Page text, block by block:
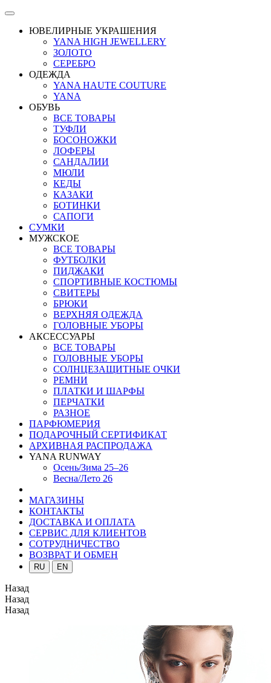
ЮВЕЛИРНЫЕ УКРАШЕНИЯ
YANA HIGH JEWELLERY
ЗОЛОТО
СЕРЕБРО
ОДЕЖДА
YANA HAUTE COUTURE
YANA
ОБУВЬ
ВСЕ ТОВАРЫ
ТУФЛИ
БОСОНОЖКИ
ЛОФЕРЫ
САНДАЛИИ
МЮЛИ
КЕДЫ
КАЗАКИ
БОТИНКИ
САПОГИ
СУМКИ
МУЖСКОЕ
ВСЕ ТОВАРЫ
ФУТБОЛКИ
ПИДЖАКИ
СПОРТИВНЫЕ КОСТЮМЫ
СВИТЕРЫ
БРЮКИ
ВЕРХНЯЯ ОДЕЖДА
ГОЛОВНЫЕ УБОРЫ
АКСЕССУАРЫ
ВСЕ ТОВАРЫ
ГОЛОВНЫЕ УБОРЫ
СОЛНЦЕЗАЩИТНЫЕ ОЧКИ
РЕМНИ
ПЛАТКИ И ШАРФЫ
ПЕРЧАТКИ
РАЗНОЕ
ПАРФЮМЕРИЯ
ПОДАРОЧНЫЙ СЕРТИФИКАТ
АРХИВНАЯ РАСПРОДАЖА
YANA RUNWAY
Осень/Зима 25–26
Весна/Лето 26
МАГАЗИНЫ
КОНТАКТЫ
ДОСТАВКА И ОПЛАТА
СЕРВИС ДЛЯ КЛИЕНТОВ
СОТРУДНИЧЕСТВО
ВОЗВРАТ И ОБМЕН
RU EN
Назад
Назад
Назад